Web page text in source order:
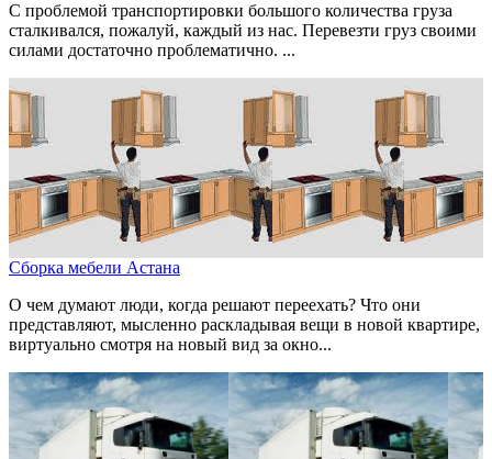
С проблемой транспортировки большого количества груза
сталкивался, пожалуй, каждый из нас. Перевезти груз своими
силами достаточно проблематично. ...
Сборка мебели Астана
О чем думают люди, когда решают переехать? Что они
представляют, мысленно раскладывая вещи в новой квартире,
виртуально смотря на новый вид за окно...